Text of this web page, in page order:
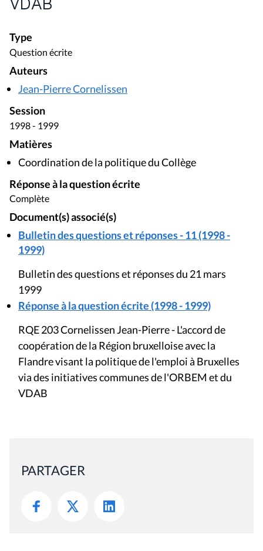
Type
Question écrite
Auteurs
Jean-Pierre Cornelissen
Session
1998 - 1999
Matières
Coordination de la politique du Collège
Réponse à la question écrite
Complète
Document(s) associé(s)
Bulletin des questions et réponses - 11 (1998 -
1999)
Bulletin des questions et réponses du 21 mars
1999
Réponse à la question écrite (1998 - 1999)
RQE 203 Cornelissen Jean-Pierre - L'accord de
coopération de la Région bruxelloise avec la
Flandre visant la politique de l'emploi à Bruxelles
via des initiatives communes de l'ORBEM et du
VDAB
PARTAGER